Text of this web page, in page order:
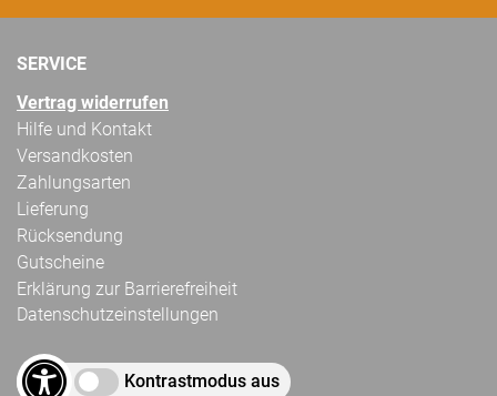
SERVICE
Vertrag widerrufen
Hilfe und Kontakt
Versandkosten
Zahlungsarten
Lieferung
Rücksendung
Gutscheine
Erklärung zur Barrierefreiheit
Datenschutzeinstellungen
Kontrastmodus aus